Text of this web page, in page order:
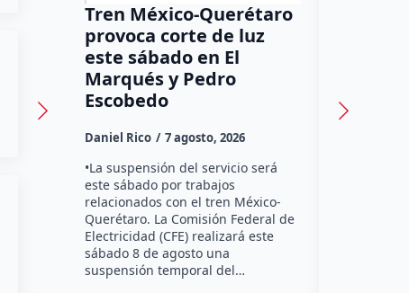
Tren México-Querétaro
provoca corte de luz
este sábado en El
Marqués y Pedro
Escobedo
Daniel Rico 7 agosto, 2026
•La suspensión del servicio será
este sábado por trabajos
relacionados con el tren México-
Querétaro. La Comisión Federal de
Electricidad (CFE) realizará este
sábado 8 de agosto una
suspensión temporal del…
Habitantes